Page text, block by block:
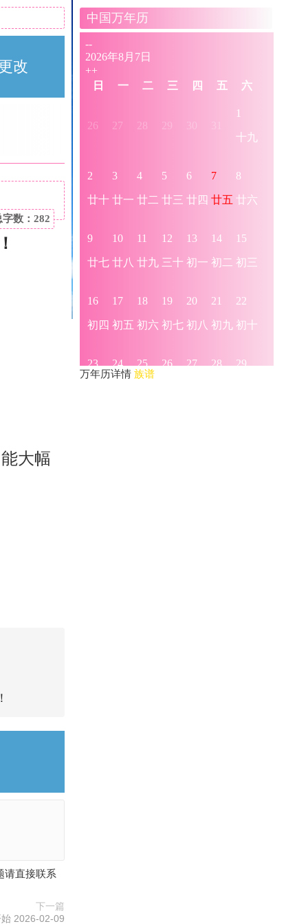
改
字数：282
大幅
请直接联系
下一篇
2026-02-09
中国万年历
万年历详情 族谱